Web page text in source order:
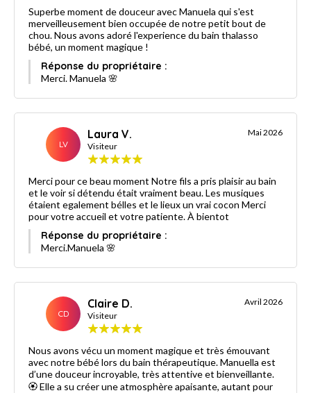
Superbe moment de douceur avec Manuela qui s'est
merveilleusement bien occupée de notre petit bout de
chou. Nous avons adoré l'experience du bain thalasso
bébé, un moment magique !
Réponse du propriétaire :
Merci. Manuela 🌸
LV
Laura V.
Visiteur
Mai 2026
Merci pour ce beau moment Notre fils a pris plaisir au bain
et le voir si détendu était vraiment beau. Les musiques
étaient egalement bélles et le lieux un vrai cocon Merci
pour votre accueil et votre patiente. À bientot
Réponse du propriétaire :
Merci.Manuela 🌸
CD
Claire D.
Visiteur
Avril 2026
Nous avons vécu un moment magique et très émouvant
avec notre bébé lors du bain thérapeutique. Manuella est
d’une douceur incroyable, très attentive et bienveillante.
🏵️ Elle a su créer une atmosphère apaisante, autant pour